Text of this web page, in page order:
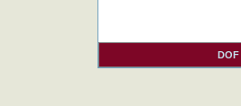
DOF